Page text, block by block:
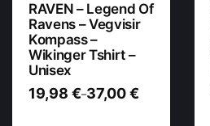
RAVEN – Legend Of
Ravens – Vegvisir
Kompass –
Wikinger Tshirt –
Unisex
19,98 €–37,00€